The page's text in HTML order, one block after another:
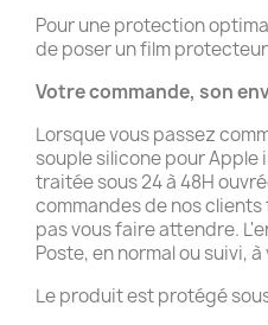
Pour une protection
de poser un film
Votre commande, son
Lorsque vous passez
souple silicone pour Apple
traitée sous 24 à 48H
commandes de nos
pas vous faire attendre.
Poste, en normal ou suivi,
Le produit est protégé